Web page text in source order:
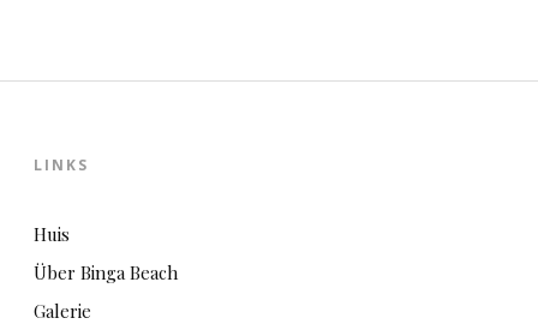
LINKS
Huis
Über Binga Beach
Galerie